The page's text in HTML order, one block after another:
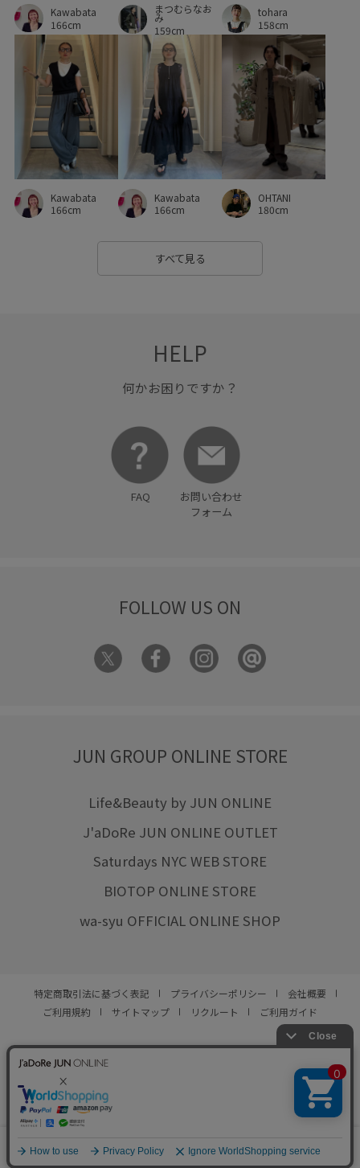
0
Kawabata
166cm
まつむらなお
み
159cm
tohara
158cm
Kawabata
166cm
Kawabata
166cm
OHTANI
180cm
すべて見る
HELP
何かお困りですか？
FAQ
お問い合わせ
フォーム
FOLLOW US ON
JUN GROUP ONLINE STORE
Life&Beauty by JUN ONLINE
J'aDoRe JUN ONLINE OUTLET
Saturdays NYC WEB STORE
BIOTOP ONLINE STORE
wa-syu OFFICIAL ONLINE SHOP
特定商取引法に基づく表記 プライバシーポリシー
会社概要
ご利用規約
サイトマップ リクルート ご利用ガイド
© JUN CO.,LTD. ALL RIGHTS RESERVED.